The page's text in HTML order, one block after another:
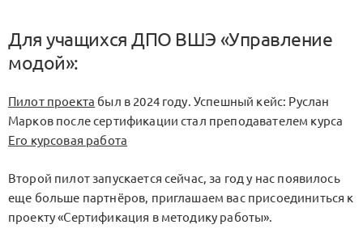
Для учащихся ДПО ВШЭ «Управление
модой»:
Пилот проекта был в 2024 году. Успешный кейс: Руслан
Марков после сертификации стал преподавателем курса
Его курсовая работа
Второй пилот запускается сейчас, за год у нас появилось
еще больше партнёров, приглашаем вас присоединиться к
проекту «Сертификация в методику работы».